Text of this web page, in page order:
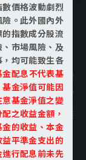
標與風險承受
例如以月配息
型基金，以及
能協助退休族
。
價格波動劇烈
。此外國內外
指數成分股流
市場風險、及
均可能致生各
金配息不代表基
金淨值可能因
基金淨值之變
之收益金額，
的收益、本金
平準金支出的
行配息前未先